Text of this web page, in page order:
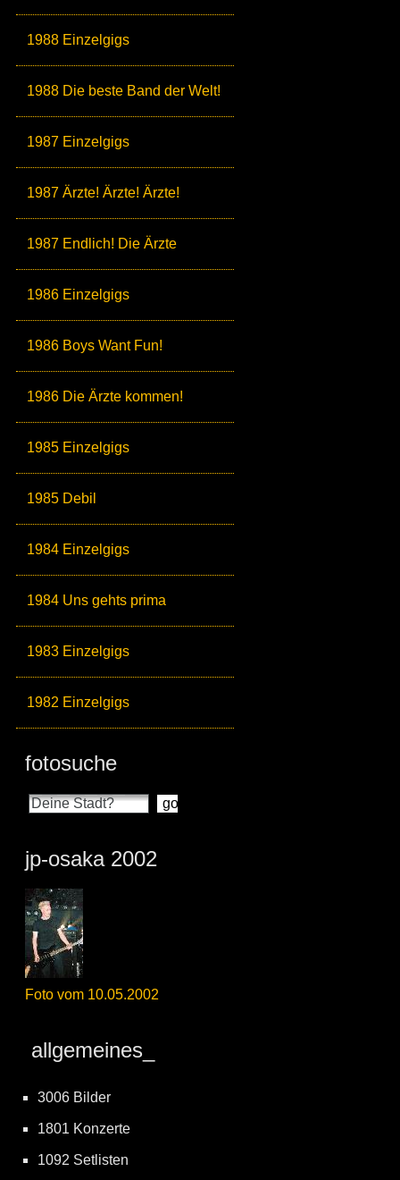
1988 Einzelgigs
1988 Die beste Band der Welt!
1987 Einzelgigs
1987 Ärzte! Ärzte! Ärzte!
1987 Endlich! Die Ärzte
1986 Einzelgigs
1986 Boys Want Fun!
1986 Die Ärzte kommen!
1985 Einzelgigs
1985 Debil
1984 Einzelgigs
1984 Uns gehts prima
1983 Einzelgigs
1982 Einzelgigs
fotosuche
jp-osaka 2002
Foto vom 10.05.2002
allgemeines_
3006 Bilder
1801 Konzerte
1092 Setlisten